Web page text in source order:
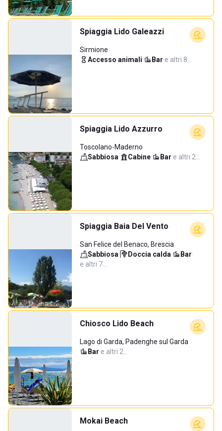
Spiaggia Lido Galeazzi
Sirmione
Accesso animali· Bar·e altri 8…
Spiaggia Lido Azzurro
Toscolano-Maderno
Sabbiosa· Cabine· Bar·e altri 2…
Spiaggia Baia Del Vento
San Felice del Benaco, Brescia
Sabbiosa· Doccia calda· Bar·
e altri 7…
Chiosco Lido Beach
Lago di Garda, Padenghe sul Garda
Bar·e altri 2…
Mokai Beach